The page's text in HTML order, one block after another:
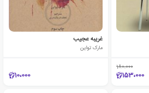
180،000
153،000
غریبه عجیب
مارک تواین
10،000